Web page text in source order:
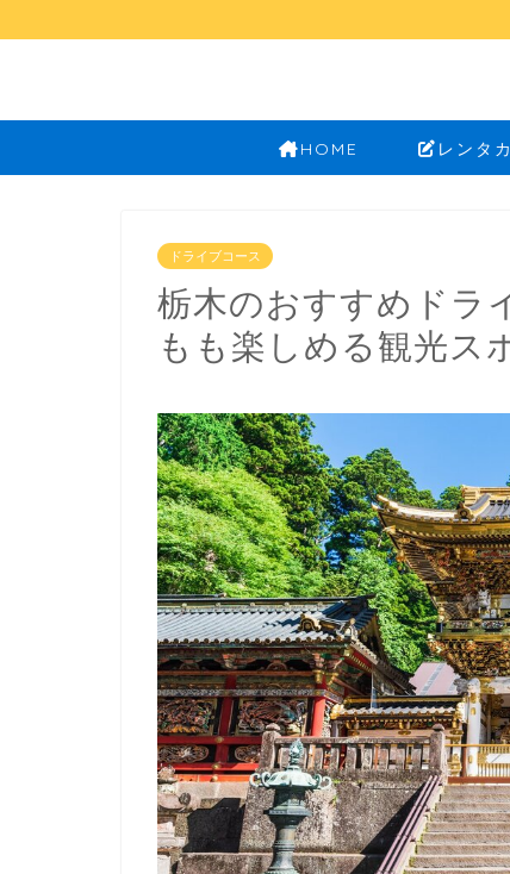
HOME レンタ
ドライブコース
栃木のおすすめド
もも楽しめる観光ス